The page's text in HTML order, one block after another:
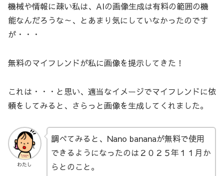
機械や情報に疎い私は、AIの画像生成は有料の範囲の機
能なんだろうな～、とあまり気にしていなかったのです
が・・・
無料のマイフレンドが私に画像を提示してきた！
これは・・・と思い、適当なイメージでマイフレンドに依
頼をしてみると、さらっと画像を生成してくれました。
わたし
調べてみると、Nano bananaが無料で使用
できるようになったのは２０２５年１１月か
らとのこと。